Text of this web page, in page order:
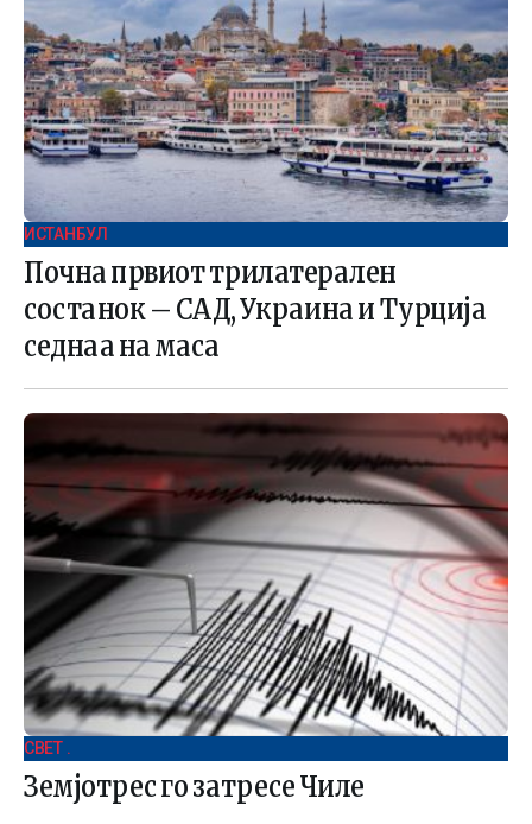
ИСТАНБУЛ
Почна првиот трилатерален
состанок – САД, Украина и Турција
седнаа на маса
СВЕТ .
Земјотрес го затресе Чиле